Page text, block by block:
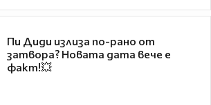
Пи Диди излиза по-рано от
затвора? Новата дата вече е
факт!💥